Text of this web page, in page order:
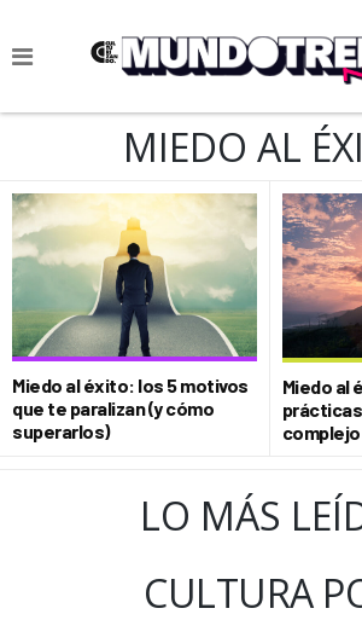
NOTICIAS
CIENCIA Y TECNOLOGÍA
VIDA
SOCIEDAD
CULTURIZANDO.COM
MIEDO AL
Miedo al éxito: los 5 motivos
que te paralizan (y cómo
superarlos)
Miedo al
LO MÁS
CULTURA